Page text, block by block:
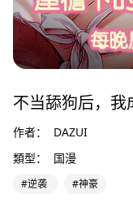
不当舔狗后，我
作者：
DAZUI
類型：
国漫
#逆袭 #神豪